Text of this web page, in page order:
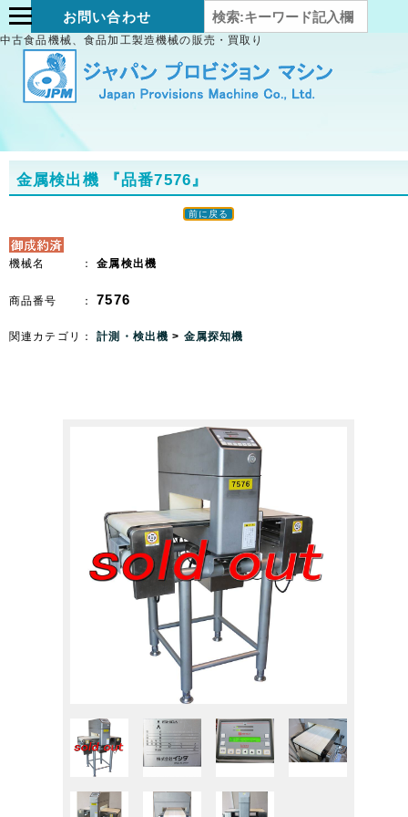
お問い合わせ
中古食品機械、食品加工製造機械の販売・買取り
金属検出機 『品番7576』
前に戻る
機械名 ：金属検出機
商品番号 ： 7576
関連カテゴリ：計測・検出機> 金属探知機